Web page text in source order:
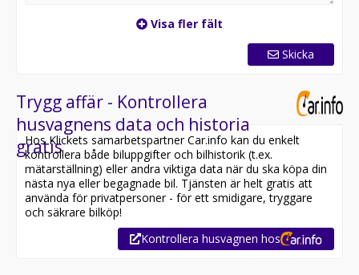
Visa fler fält
Skicka
Trygg affär - Kontrollera
husvagnens data och historia
gratis
Hos Klickets samarbetspartner Car.info kan du enkelt
kontrollera både biluppgifter och bilhistorik (t.ex.
mätarställning) eller andra viktiga data när du ska köpa din
nästa nya eller begagnade bil. Tjänsten är helt gratis att
använda för privatpersoner - för ett smidigare, tryggare
och säkrare bilköp!
Kontrollera husvagnen hos